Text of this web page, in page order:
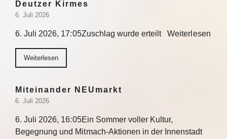
Deutzer Kirmes
6. Juli 2026
6. Juli 2026, 17:05Zuschlag wurde erteilt Weiterlesen
Weiterlesen
Miteinander NEUmarkt
6. Juli 2026
6. Juli 2026, 16:05Ein Sommer voller Kultur,
Begegnung und Mitmach-Aktionen in der Innenstadt